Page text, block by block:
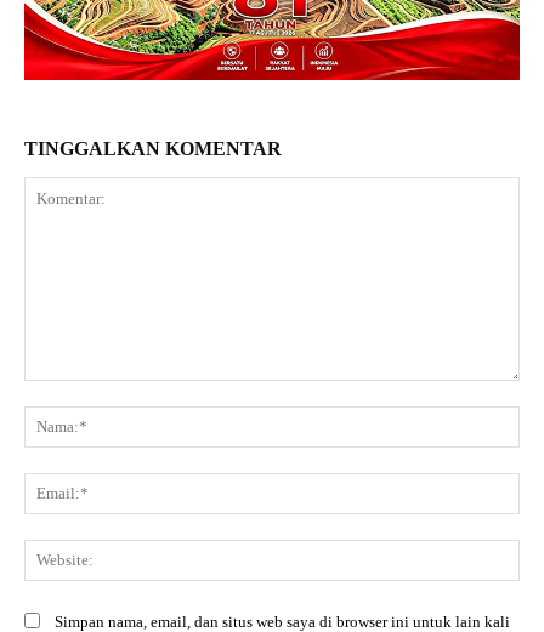
TINGGALKAN KOMENTAR
Simpan nama, email, dan situs web saya di browser ini untuk lain kali